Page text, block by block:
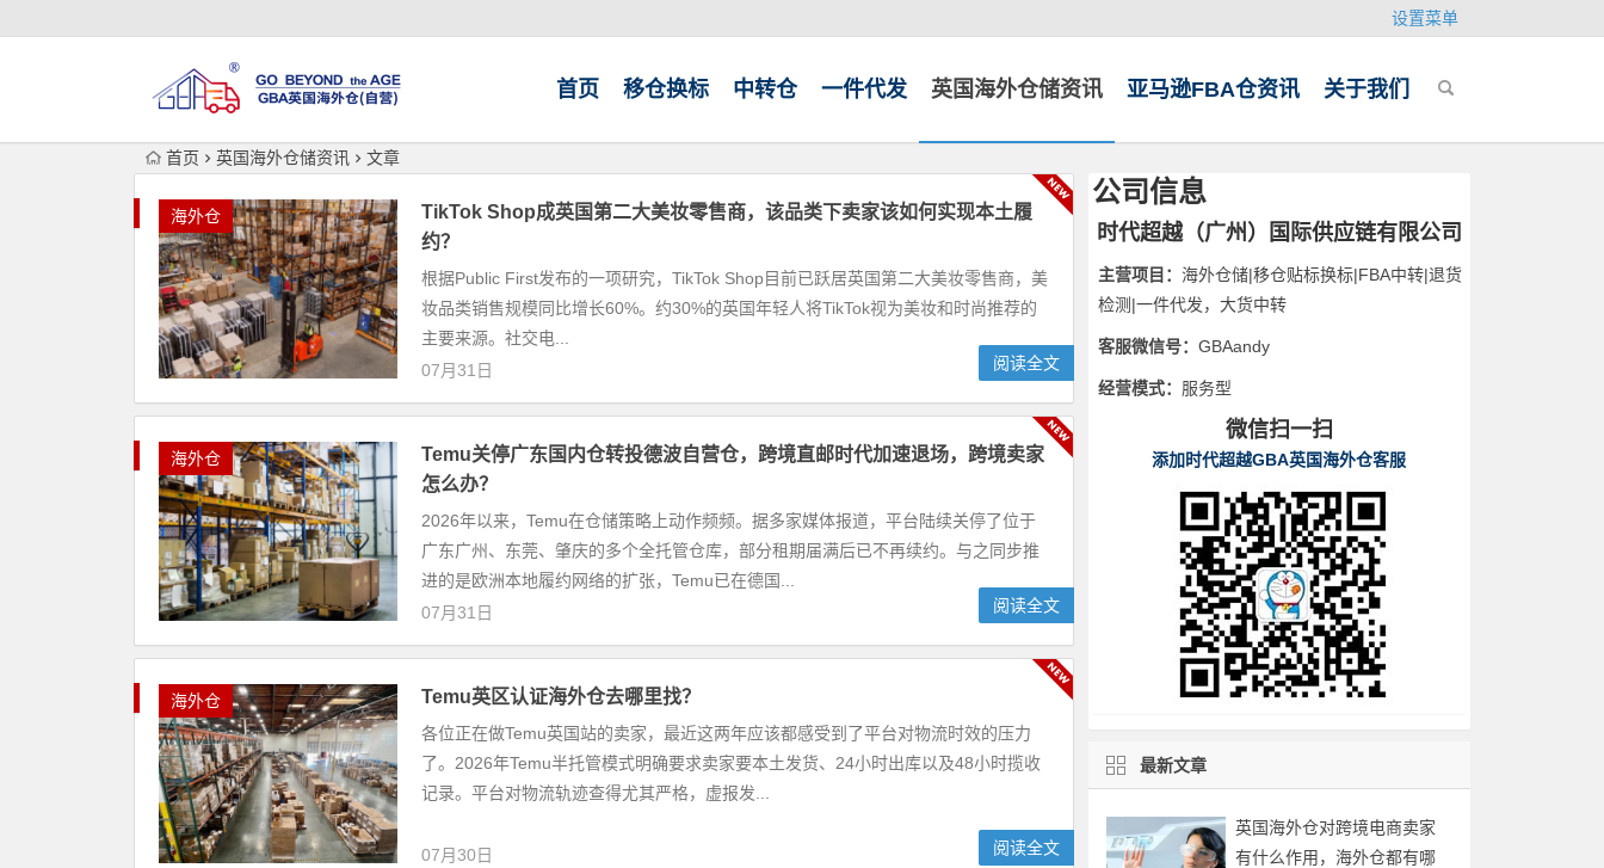
设置菜单
首页 移仓换标 中转仓 一件代发 英国海外仓储资讯 亚马逊FBA仓资讯 关于我们
首页 英国海外仓储资讯 文章
海外仓
TikTok Shop成英国第二大美妆零售商，该品类下卖家该如何实现本土履
约？
根据Public First发布的一项研究，TikTok Shop目前已跃居英国第二大美妆零售商，美
妆品类销售规模同比增长60%。约30%的英国年轻人将TikTok视为美妆和时尚推荐的
主要来源。社交电...
07月31日
阅读全文
海外仓
Temu关停广东国内仓转投德波自营仓，跨境直邮时代加速退场，跨境卖家
怎么办？
2026年以来，Temu在仓储策略上动作频频。据多家媒体报道，平台陆续关停了位于
广东广州、东莞、肇庆的多个全托管仓库，部分租期届满后已不再续约。与之同步推
进的是欧洲本地履约网络的扩张，Temu已在德国...
07月31日
阅读全文
海外仓 Temu英区认证海外仓去哪里找？
各位正在做Temu英国站的卖家，最近这两年应该都感受到了平台对物流时效的压力
了。2026年Temu半托管模式明确要求卖家要本土发货、24小时出库以及48小时揽收
记录。平台对物流轨迹查得尤其严格，虚报发...
07月30日 阅读全文
公司信息
时代超越（广州）国际供应链有限公司
主营项目： 海外仓储|移仓贴标换标|FBA中转|退货
检测|一件代发，大货中转
客服微信号： GBAandy
经营模式： 服务型
微信扫一扫
添加时代超越GBA英国海外仓客服
最新文章
英国海外仓对跨境电商卖家
有什么作用，海外仓都有哪